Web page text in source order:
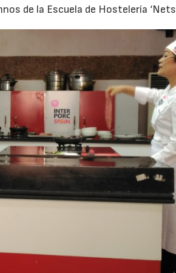
de la Escuela de Hostelería